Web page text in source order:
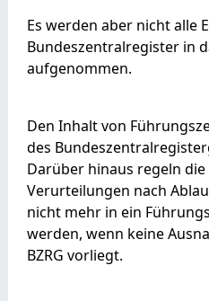
Es werden aber nicht alle
Bundeszentralregister in
aufgenommen.
Den Inhalt von
des
Darüber hinaus regeln die
Verurteilungen nach
nicht mehr in ein
werden, wenn keine
BZRG vorliegt.